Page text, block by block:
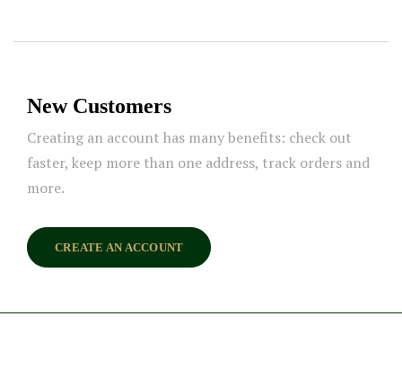
New Customers
Creating an account has many benefits: check out
faster, keep more than one address, track orders and
more.
CREATE AN ACCOUNT